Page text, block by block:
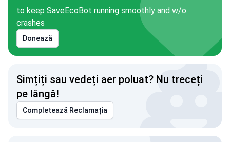
to keep SaveEcoBot running smoothly and w/o
crashes
Donează
Simțiți sau vedeți aer poluat? Nu treceți
pe lângă!
Completează Reclamația